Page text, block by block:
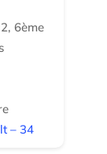
6ème
– 34